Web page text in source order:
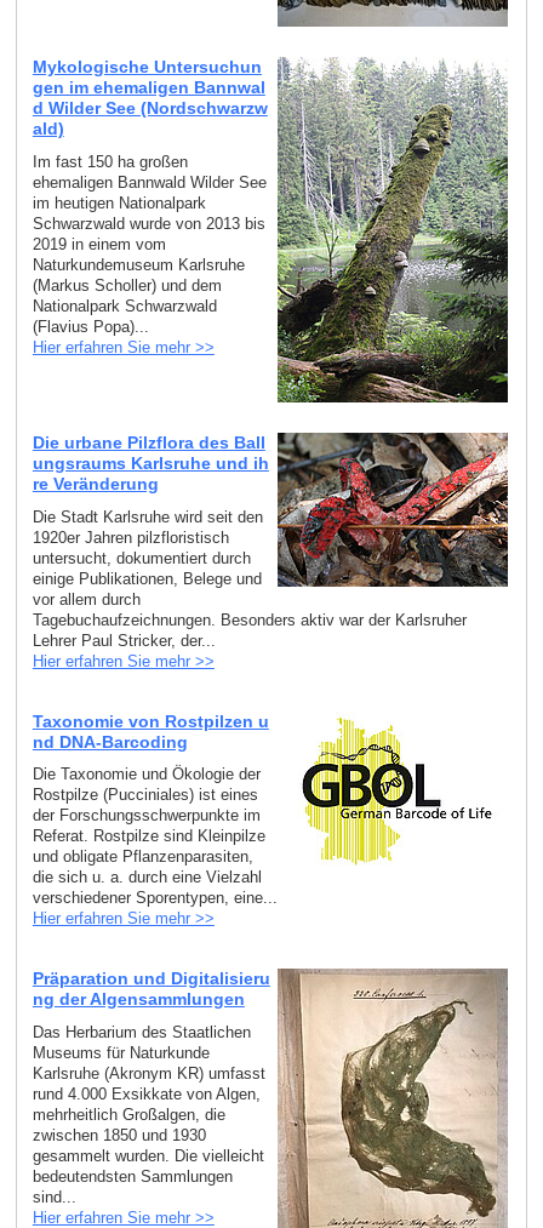
Mykologische Untersuchun
gen im ehemaligen Bannwal
d Wilder See (Nordschwarzw
ald)
Im fast 150 ha großen
ehemaligen Bannwald Wilder See
im heutigen Nationalpark
Schwarzwald wurde von 2013 bis
2019 in einem vom
Naturkundemuseum Karlsruhe
(Markus Scholler) und dem
Nationalpark Schwarzwald
(Flavius Popa)...
Hier erfahren Sie mehr >>
Die urbane Pilzflora des Ball
ungsraums Karlsruhe und ih
re Veränderung
Die Stadt Karlsruhe wird seit den
1920er Jahren pilzfloristisch
untersucht, dokumentiert durch
einige Publikationen, Belege und
vor allem durch
Tagebuchaufzeichnungen. Besonders aktiv war der Karlsruher
Lehrer Paul Stricker, der...
Hier erfahren Sie mehr >>
Taxonomie von Rostpilzen u
nd DNA-Barcoding
Die Taxonomie und Ökologie der
Rostpilze (Pucciniales) ist eines
der Forschungsschwerpunkte im
Referat. Rostpilze sind Kleinpilze
und obligate Pflanzenparasiten,
die sich u. a. durch eine Vielzahl
verschiedener Sporentypen, eine...
Hier erfahren Sie mehr >>
Präparation und Digitalisieru
ng der Algensammlungen
Das Herbarium des Staatlichen
Museums für Naturkunde
Karlsruhe (Akronym KR) umfasst
rund 4.000 Exsikkate von Algen,
mehrheitlich Großalgen, die
zwischen 1850 und 1930
gesammelt wurden. Die vielleicht
bedeutendsten Sammlungen
sind...
Hier erfahren Sie mehr >>